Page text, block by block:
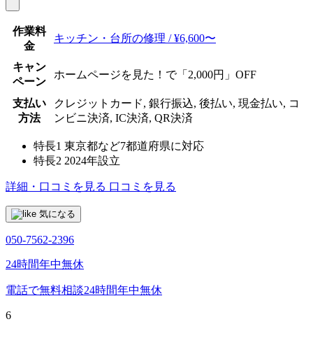
作業料
金
キッチン・台所の修理 / ¥6,600〜
キャン
ペーン
ホームページを見た！で「2,000円」OFF
支払い
方法
クレジットカード, 銀行振込, 後払い, 現金払い, コ
ンビニ決済, IC決済, QR決済
特長1 東京都など7都道府県に対応
特長2 2024年設立
詳細・口コミを見る 口コミを見る
気になる
050-7562-2396
24時間年中無休
電話で無料相談24時間年中無休
6